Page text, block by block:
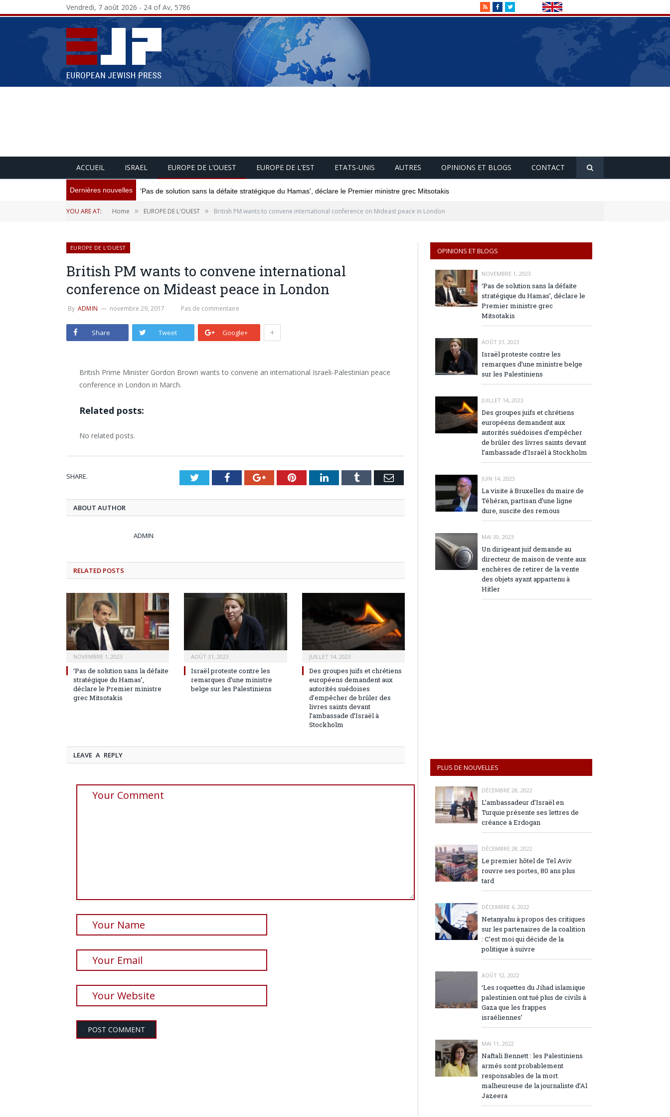
RSSFacebookTwitter
Vendredi, 7 août 2026 - 24 of Av, 5786
ACCUEIL ISRAEL EUROPE DE L’OUEST EUROPE DE L’EST ETATS-UNIS AUTRES OPINIONS ET BLOGS CONTACT
Dernières nouvelles 'Pas de solution sans la défaite stratégique du Hamas', déclare le Premier ministre grec Mitsotakis
YOU ARE AT: Home » EUROPE DE L'OUEST » British PM wants to convene international conference on Mideast peace in London
EUROPE DE L'OUEST
British PM wants to convene international
conference on Mideast peace in London
By ADMIN novembre 29, 2017 Pas de commentaire
Share Tweet Google+ +
British Prime Minister Gordon Brown wants to convene an international Israeli-Palestinian peace
conference in London in March.
Related posts:
No related posts.
SHARE. TwitterFacebookGoogle+PinterestLinkedInTumblr Email
ABOUT AUTHOR
ADMIN
RELATED POSTS
NOVEMBRE 1, 2023
‘Pas de solution sans la défaite
stratégique du Hamas’,
déclare le Premier ministre
grec Mitsotakis
AOÛT 31, 2023
Israël proteste contre les
remarques d’une ministre
belge sur les Palestiniens
JUILLET 14, 2023
Des groupes juifs et chrétiens
européens demandent aux
autorités suédoises
d’empêcher de brûler des
livres saints devant
l’ambassade d’Israël à
Stockholm
LEAVE A REPLY
OPINIONS ET BLOGS
NOVEMBRE 1, 2023
‘Pas de solution sans la défaite
stratégique du Hamas’, déclare le
Premier ministre grec
Mitsotakis
AOÛT 31, 2023
Israël proteste contre les
remarques d’une ministre belge
sur les Palestiniens
JUILLET 14, 2023
Des groupes juifs et chrétiens
européens demandent aux
autorités suédoises d’empêcher
de brûler des livres saints devant
l’ambassade d’Israël à Stockholm
JUIN 14, 2023
La visite à Bruxelles du maire de
Téhéran, partisan d’une ligne
dure, suscite des remous
MAI 30, 2023
Un dirigeant juif demande au
directeur de maison de vente aux
enchères de retirer de la vente
des objets ayant appartenu à
Hitler
PLUS DE NOUVELLES
DÉCEMBRE 28, 2022
L’ambassadeur d’Israël en
Turquie présente ses lettres de
créance à Erdogan
DÉCEMBRE 28, 2022
Le premier hôtel de Tel Aviv
rouvre ses portes, 80 ans plus
tard
DÉCEMBRE 6, 2022
Netanyahu à propos des critiques
sur les partenaires de la coalition
: C’est moi qui décide de la
politique à suivre
AOÛT 12, 2022
‘Les roquettes du Jihad islamique
palestinien ont tué plus de civils à
Gaza que les frappes
israéliennes’
MAI 11, 2022
Naftali Bennett : les Palestiniens
armés sont probablement
responsables de la mort
malheureuse de la journaliste d’Al
Jazeera